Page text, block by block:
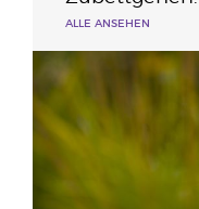
ALLE ANSEHEN